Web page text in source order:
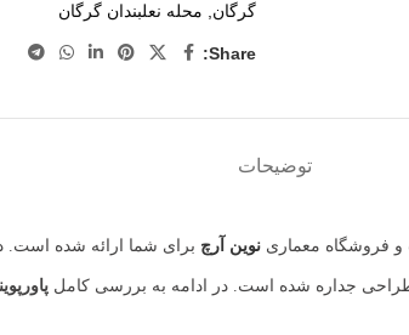
گرگان
محله نعلبندان گرگان
Share:
توضیحات
نوین آرچ برای شما ارائه شده است.
طراحی جداره شده است. در ادامه به بررسی کامل